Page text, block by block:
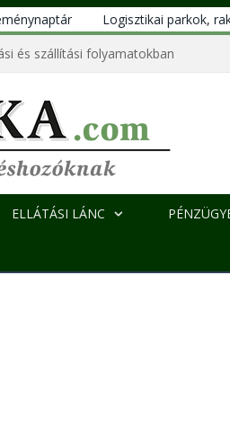
Logisztikai parkok,
és szállítási folyamatokban
ELLÁTÁSI LÁNC